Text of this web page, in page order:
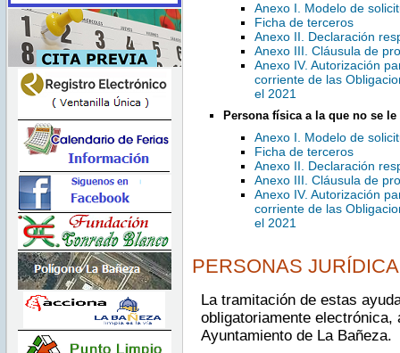
Anexo I. Modelo de
Ficha de terceros
Anexo II. Declaración
Anexo III. Cláusula de
Anexo IV. Autorización
corriente de las
el 2021
Persona física a la que no se
Anexo I. Modelo de
Ficha de terceros
Anexo II. Declaración
Anexo III. Cláusula de
Anexo IV. Autorización
corriente de las
el 2021
PERSONAS
La tramitación de estas
obligatoriamente
Ayuntamiento de La Bañeza.